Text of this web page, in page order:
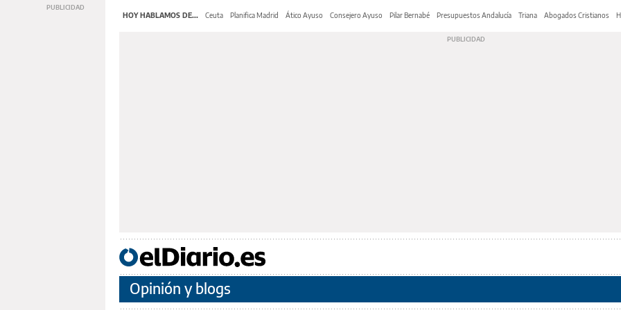
HOY HABLAMOS DE... Ceuta Planifica Madrid Ático Ayuso Consejero Ayuso Pilar Bernabé Presupuestos Andalucía Triana Abogados Cristianos
Opinión y blogs